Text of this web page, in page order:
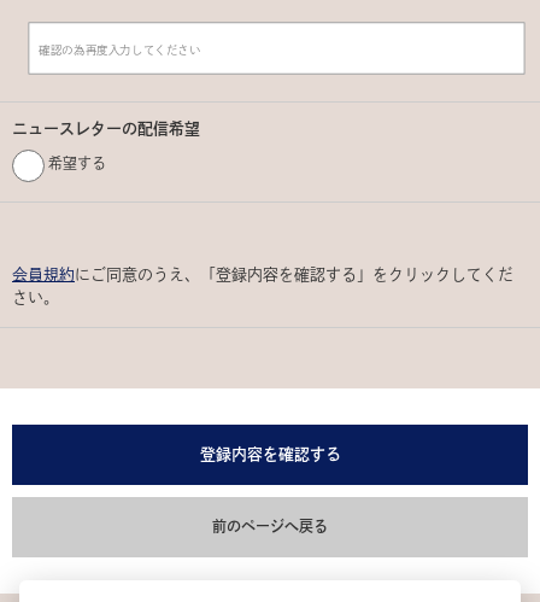
ニュースレターの配信希望
希望する
会員規約にご同意のうえ、「登録内容を確認する」をクリックしてくだ
さい。
登録内容を確認する
前のページへ戻る